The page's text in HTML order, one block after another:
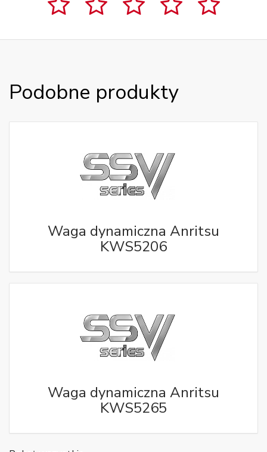
Podobne produkty
Waga dynamiczna Anritsu
KWS5206
Waga dynamiczna Anritsu
KWS5265